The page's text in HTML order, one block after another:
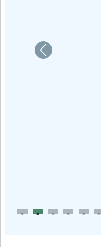
Previous